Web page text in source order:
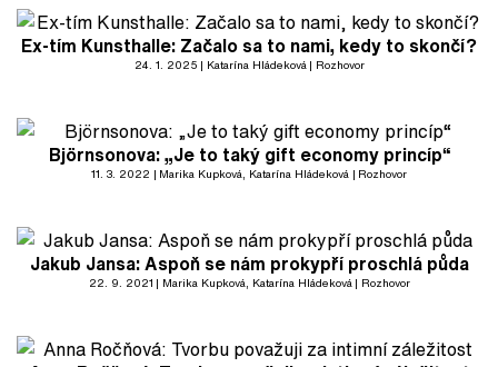
Ex-tím Kunsthalle: Začalo sa to nami, kedy to skončí?
24. 1. 2025 Katarína Hládeková Rozhovor
Björnsonova: „Je to taký gift economy princíp“
11. 3. 2022 Marika Kupková, Katarína Hládeková Rozhovor
Jakub Jansa: Aspoň se nám prokypří proschlá půda
22. 9. 2021 Marika Kupková, Katarína Hládeková Rozhovor